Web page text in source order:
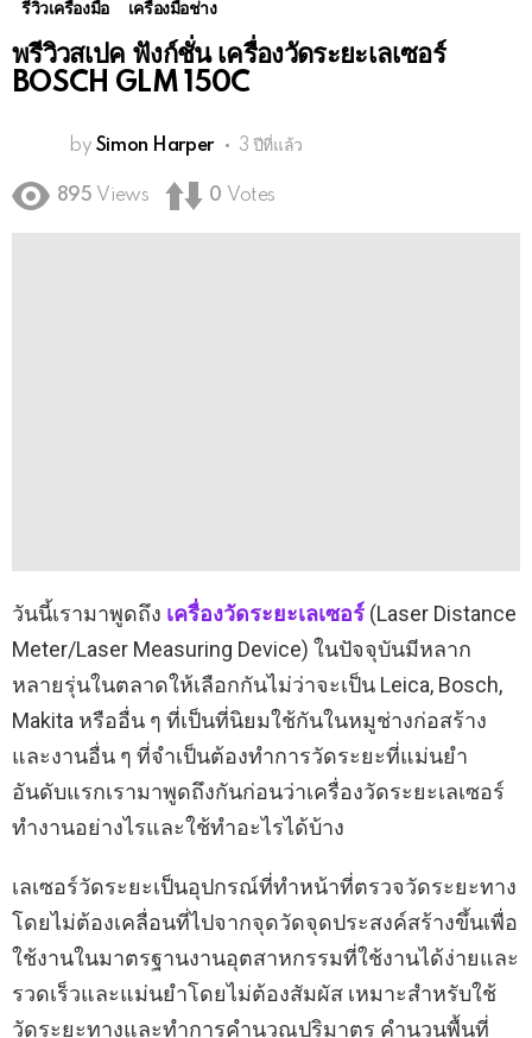
รีวิวเครื่องมือ เครื่องมือช่าง
พรีวิวสเปค ฟังก์ชั่น เครื่องวัดระยะเลเซอร์
BOSCH GLM 150C
by Simon Harper 3 ปีที่แล้ว
895 Views 0 Votes
วันนี้เรามาพูดถึง เครื่องวัดระยะเลเซอร์ (Laser Distance
Meter/Laser Measuring Device) ในปัจจุบันมีหลาก
หลายรุ่นในตลาดให้เลือกกันไม่ว่าจะเป็น Leica, Bosch,
Makita หรืออื่น ๆ ที่เป็นที่นิยมใช้กันในหมูช่างก่อสร้าง
และงานอื่น ๆ ที่จำเป็นต้องทำการวัดระยะที่แม่นยำ
อันดับแรกเรามาพูดถึงกันก่อนว่าเครื่องวัดระยะเลเซอร์
ทำงานอย่างไรและใช้ทำอะไรได้บ้าง
เลเซอร์วัดระยะเป็นอุปกรณ์ที่ทำหน้าที่ตรวจวัดระยะทาง
โดยไม่ต้องเคลื่อนที่ไปจากจุดวัดจุดประสงค์สร้างขึ้นเพื่อ
ใช้งานในมาตรฐานงานอุตสาหกรรมที่ใช้งานได้ง่ายและ
รวดเร็วและแม่นยำโดยไม่ต้องสัมผัส เหมาะสำหรับใช้
วัดระยะทางและทำการคำนวณปริมาตร คำนวนพื้นที่